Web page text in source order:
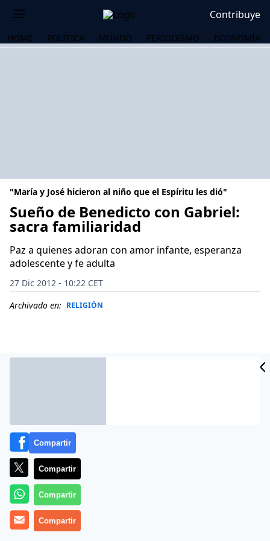
Contribuye
HOME POLÍTICA MUNDO PERIODISMO ECONOMÍA
"María y José hicieron al niño que el Espíritu les dió"
Sueño de Benedicto con Gabriel:
sacra familiaridad
Paz a quienes adoran con amor infante, esperanza
adolescente y fe adulta
27 Dic 2012 - 10:22 CET
Archivado en: RELIGIÓN
Más información
Compartir
Compartir
Compartir
Compartir